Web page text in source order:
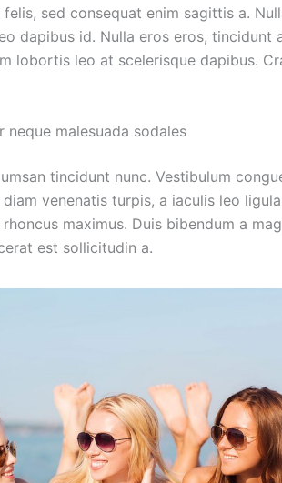
sed consequat enim sagittis a.
dapibus id. Nulla eros eros, tincidunt
lobortis leo at scelerisque dapibus.
malesuada sodales
tincidunt nunc. Vestibulum
venenatis turpis, a iaculis leo
maximus. Duis bibendum a
est sollicitudin a.